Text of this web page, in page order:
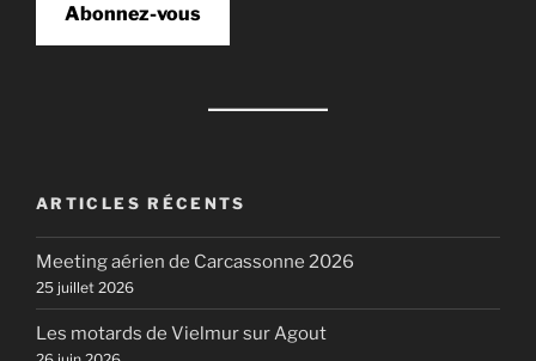
Abonnez-vous
ARTICLES RÉCENTS
Meeting aérien de Carcassonne 2026
25 juillet 2026
Les motards de Vielmur sur Agout